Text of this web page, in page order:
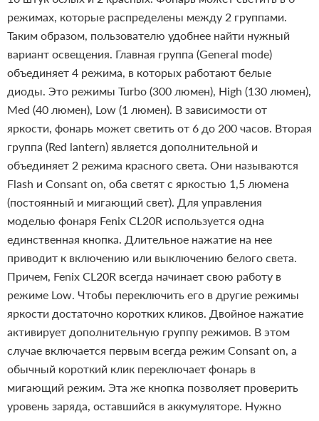
режимах, которые распределены между 2 группами.
Таким образом, пользователю удобнее найти нужный
вариант освещения. Главная группа (General mode)
объединяет 4 режима, в которых работают белые
диоды. Это режимы Turbo (300 люмен), High (130 люмен),
Med (40 люмен), Low (1 люмен). В зависимости от
яркости, фонарь может светить от 6 до 200 часов. Вторая
группа (Red lantern) является дополнительной и
объединяет 2 режима красного света. Они называются
Flash и Consant on, оба светят с яркостью 1,5 люмена
(постоянный и мигающий свет). Для управления
моделью фонаря Fenix CL20R используется одна
единственная кнопка. Длительное нажатие на нее
приводит к включению или выключению белого света.
Причем, Fenix CL20R всегда начинает свою работу в
режиме Low. Чтобы переключить его в другие режимы
яркости достаточно коротких кликов. Двойное нажатие
активирует дополнительную группу режимов. В этом
случае включается первым всегда режим Consant on, а
обычный короткий клик переключает фонарь в
мигающий режим. Эта же кнопка позволяет проверить
уровень заряда, оставшийся в аккумуляторе. Нужно